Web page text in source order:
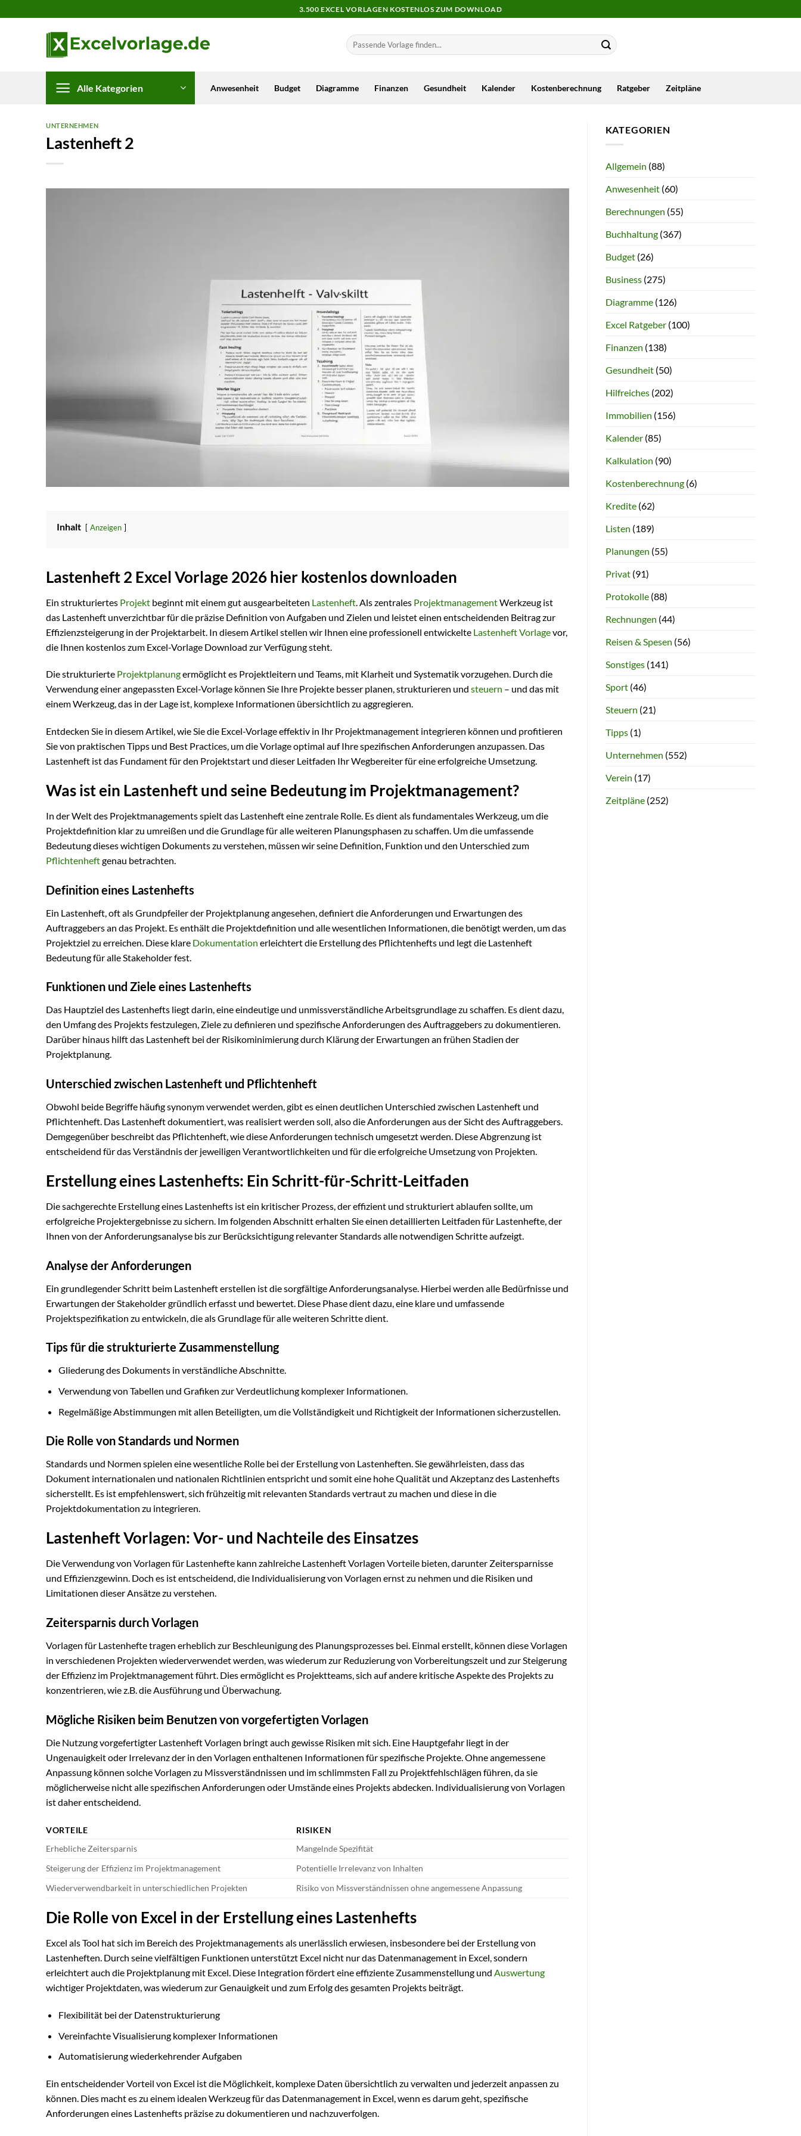
Inhalt
3.500 EXCEL VORLAGEN KOSTENLOS ZUM DOWNLOAD
Alle Kategorien Anwesenheit Budget Diagramme Finanzen Gesundheit Kalender Kostenberechnung Ratgeber Zeitpläne
UNTERNEHMEN
Lastenheft 2
Inhalt Anzeigen
Lastenheft 2 Excel Vorlage 2026 hier kostenlos downloaden
Ein strukturiertes Projekt beginnt mit einem gut ausgearbeiteten Lastenheft . Als zentrales ProjektmanagementWerkzeug ist
das Lastenheft unverzichtbar für die präzise Definition von Aufgaben und Zielen und leistet einen entscheidenden Beitrag zur
Effizienzsteigerung in der Projektarbeit. In diesem Artikel stellen wir Ihnen eine professionell entwickelte Lastenheft Vorlagevor,
die Ihnen kostenlos zum Excel-Vorlage Download zur Verfügung steht.
Die strukturierte Projektplanungermöglicht es Projektleitern und Teams, mit Klarheit und Systematik vorzugehen. Durch die
Verwendung einer angepassten Excel-Vorlage können Sie Ihre Projekte besser planen, strukturieren und steuern – und das mit
einem Werkzeug, das in der Lage ist, komplexe Informationen übersichtlich zu aggregieren.
Entdecken Sie in diesem Artikel, wie Sie die Excel-Vorlage effektiv in Ihr Projektmanagement integrieren können und profitieren
Sie von praktischen Tipps und Best Practices, um die Vorlage optimal auf Ihre spezifischen Anforderungen anzupassen. Das
Lastenheft ist das Fundament für den Projektstart und dieser Leitfaden Ihr Wegbereiter für eine erfolgreiche Umsetzung.
Was ist ein Lastenheft und seine Bedeutung im Projektmanagement?
In der Welt des Projektmanagements spielt das Lastenheft eine zentrale Rolle. Es dient als fundamentales Werkzeug, um die
Projektdefinition klar zu umreißen und die Grundlage für alle weiteren Planungsphasen zu schaffen. Um die umfassende
Bedeutung dieses wichtigen Dokuments zu verstehen, müssen wir seine Definition, Funktion und den Unterschied zum
Pflichtenheftgenau betrachten.
Definition eines Lastenhefts
Ein Lastenheft, oft als Grundpfeiler der Projektplanung angesehen, definiert die Anforderungen und Erwartungen des
Auftraggebers an das Projekt. Es enthält die Projektdefinition und alle wesentlichen Informationen, die benötigt werden, um das
Projektziel zu erreichen. Diese klare Dokumentation erleichtert die Erstellung des Pflichtenhefts und legt die Lastenheft
Bedeutung für alle Stakeholder fest.
Funktionen und Ziele eines Lastenhefts
Das Hauptziel des Lastenhefts liegt darin, eine eindeutige und unmissverständliche Arbeitsgrundlage zu schaffen. Es dient dazu,
den Umfang des Projekts festzulegen, Ziele zu definieren und spezifische Anforderungen des Auftraggebers zu dokumentieren.
Darüber hinaus hilft das Lastenheft bei der Risikominimierung durch Klärung der Erwartungen an frühen Stadien der
Projektplanung.
Unterschied zwischen Lastenheft und Pflichtenheft
Obwohl beide Begriffe häufig synonym verwendet werden, gibt es einen deutlichen Unterschied zwischen Lastenheft und
Pflichtenheft. Das Lastenheft dokumentiert, was realisiert werden soll, also die Anforderungen aus der Sicht des Auftraggebers.
Demgegenüber beschreibt das Pflichtenheft, wie diese Anforderungen technisch umgesetzt werden. Diese Abgrenzung ist
entscheidend für das Verständnis der jeweiligen Verantwortlichkeiten und für die erfolgreiche Umsetzung von Projekten.
Erstellung eines Lastenhefts: Ein Schritt-für-Schritt-Leitfaden
Die sachgerechte Erstellung eines Lastenhefts ist ein kritischer Prozess, der effizient und strukturiert ablaufen sollte, um
erfolgreiche Projektergebnisse zu sichern. Im folgenden Abschnitt erhalten Sie einen detaillierten Leitfaden für Lastenhefte, der
Ihnen von der Anforderungsanalyse bis zur Berücksichtigung relevanter Standards alle notwendigen Schritte aufzeigt.
Analyse der Anforderungen
Ein grundlegender Schritt beim Lastenheft erstellen ist die sorgfältige Anforderungsanalyse. Hierbei werden alle Bedürfnisse und
Erwartungen der Stakeholder gründlich erfasst und bewertet. Diese Phase dient dazu, eine klare und umfassende
Projektspezifikation zu entwickeln, die als Grundlage für alle weiteren Schritte dient.
Tips für die strukturierte Zusammenstellung
Gliederung des Dokuments in verständliche Abschnitte.
Verwendung von Tabellen und Grafiken zur Verdeutlichung komplexer Informationen.
Regelmäßige Abstimmungen mit allen Beteiligten, um die Vollständigkeit und Richtigkeit der Informationen sicherzustellen.
Die Rolle von Standards und Normen
Standards und Normen spielen eine wesentliche Rolle bei der Erstellung von Lastenheften. Sie gewährleisten, dass das
Dokument internationalen und nationalen Richtlinien entspricht und somit eine hohe Qualität und Akzeptanz des Lastenhefts
sicherstellt. Es ist empfehlenswert, sich frühzeitig mit relevanten Standards vertraut zu machen und diese in die
Projektdokumentation zu integrieren.
Lastenheft Vorlagen: Vor- und Nachteile des Einsatzes
Die Verwendung von Vorlagen für Lastenhefte kann zahlreiche Lastenheft Vorlagen Vorteile bieten, darunter Zeitersparnisse
und Effizienzgewinn. Doch es ist entscheidend, die Individualisierung von Vorlagen ernst zu nehmen und die Risiken und
Limitationen dieser Ansätze zu verstehen.
Zeitersparnis durch Vorlagen
Vorlagen für Lastenhefte tragen erheblich zur Beschleunigung des Planungsprozesses bei. Einmal erstellt, können diese Vorlagen
in verschiedenen Projekten wiederverwendet werden, was wiederum zur Reduzierung von Vorbereitungszeit und zur Steigerung
der Effizienz im Projektmanagement führt. Dies ermöglicht es Projektteams, sich auf andere kritische Aspekte des Projekts zu
konzentrieren, wie z.B. die Ausführung und Überwachung.
Mögliche Risiken beim Benutzen von vorgefertigten Vorlagen
Die Nutzung vorgefertigter Lastenheft Vorlagen bringt auch gewisse Risiken mit sich. Eine Hauptgefahr liegt in der
Ungenauigkeit oder Irrelevanz der in den Vorlagen enthaltenen Informationen für spezifische Projekte. Ohne angemessene
Anpassung können solche Vorlagen zu Missverständnissen und im schlimmsten Fall zu Projektfehlschlägen führen, da sie
möglicherweise nicht alle spezifischen Anforderungen oder Umstände eines Projekts abdecken. Individualisierung von Vorlagen
ist daher entscheidend.
VORTEILE
RISIKEN
Erhebliche Zeitersparnis
Mangelnde Spezifität
Steigerung der Effizienz im Projektmanagement
Potentielle Irrelevanz von Inhalten
Wiederverwendbarkeit in unterschiedlichen Projekten
Risiko von Missverständnissen ohne angemessene Anpassung
Die Rolle von Excel in der Erstellung eines Lastenhefts
Excel als Tool hat sich im Bereich des Projektmanagements als unerlässlich erwiesen, insbesondere bei der Erstellung von
Lastenheften. Durch seine vielfältigen Funktionen unterstützt Excel nicht nur das Datenmanagement in Excel, sondern
erleichtert auch die Projektplanung mit Excel. Diese Integration fördert eine effiziente Zusammenstellung und Auswertung
wichtiger Projektdaten, was wiederum zur Genauigkeit und zum Erfolg des gesamten Projekts beiträgt.
Flexibilität bei der Datenstrukturierung
Vereinfachte Visualisierung komplexer Informationen
Automatisierung wiederkehrender Aufgaben
Ein entscheidender Vorteil von Excel ist die Möglichkeit, komplexe Daten übersichtlich zu verwalten und jederzeit anpassen zu
können. Dies macht es zu einem idealen Werkzeug für das Datenmanagement in Excel, wenn es darum geht, spezifische
Anforderungen eines Lastenhefts präzise zu dokumentieren und nachzuverfolgen.
KATEGORIEN
Allgemein (88)
Anwesenheit(60)
Berechnungen (55)
Buchhaltung(367)
Budget(26)
Business(275)
Diagramme(126)
Excel Ratgeber(100)
Finanzen (138)
Gesundheit(50)
Hilfreiches(202)
Immobilien (156)
Kalender(85)
Kalkulation (90)
Kostenberechnung(6)
Kredite(62)
Listen (189)
Planungen (55)
Privat(91)
Protokolle(88)
Rechnungen (44)
Reisen & Spesen (56)
Sonstiges(141)
Sport(46)
Steuern (21)
Tipps(1)
Unternehmen (552)
Verein (17)
Zeitpläne(252)